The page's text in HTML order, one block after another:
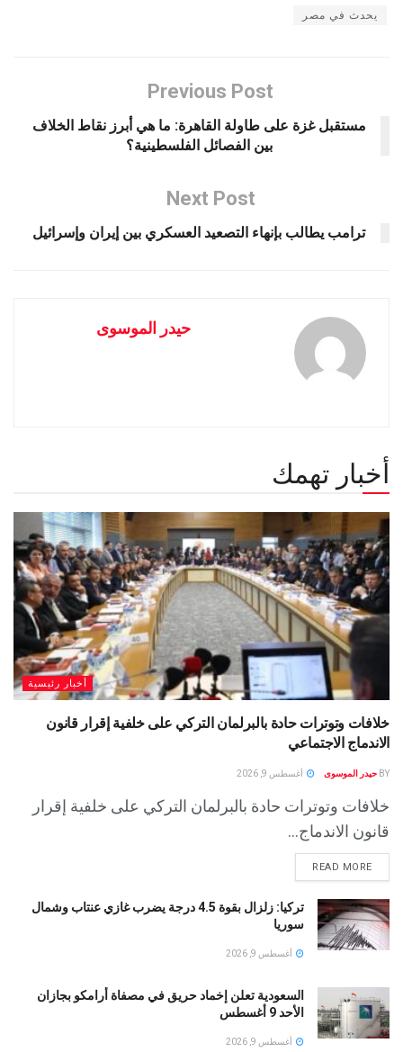
يحدث في مصر
Previous Post
مستقبل غزة على طاولة القاهرة: ما هي أبرز نقاط الخلاف
بين الفصائل الفلسطينية؟
Next Post
ترامب يطالب بإنهاء التصعيد العسكري بين إيران وإسرائيل
حيدر الموسوى
أخبار تهمك
أخبار رئيسية
خلافات وتوترات حادة بالبرلمان التركي على خلفية إقرار قانون
الاندماج الاجتماعي
BY حيدر الموسوى أغسطس 9, 2026
خلافات وتوترات حادة بالبرلمان التركي على خلفية إقرار
قانون الاندماج...
READ MORE
تركيا: زلزال بقوة 4.5 درجة يضرب غازي عنتاب وشمال
سوريا
أغسطس 9, 2026
السعودية تعلن إخماد حريق في مصفاة أرامكو بجازان
الأحد 9 أغسطس
أغسطس 9, 2026